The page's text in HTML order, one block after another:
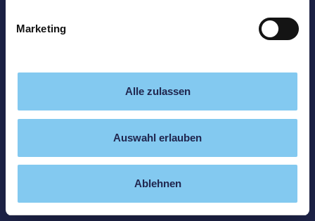
Marketing
Alle zulassen
Auswahl erlauben
Ablehnen